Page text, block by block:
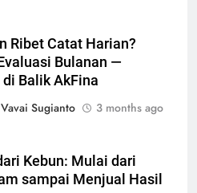
Ribet Catat Harian?
Bulanan —
di Balik AkFina
Sugianto
3 months ago
Kebun: Mulai dari
sampai Menjual Hasil